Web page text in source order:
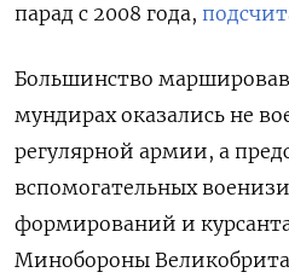
парад с 2008 года,
Большинство
мундирах оказались не
регулярной армии, а
вспомогательных
формирований и
Минобороны